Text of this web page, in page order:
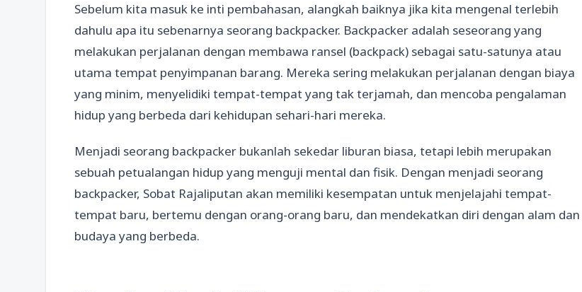
Sebelum kita masuk ke inti pembahasan, alangkah baiknya jika kita mengenal terlebih
dahulu apa itu sebenarnya seorang backpacker. Backpacker adalah seseorang yang
melakukan perjalanan dengan membawa ransel (backpack) sebagai satu-satunya atau
utama tempat penyimpanan barang. Mereka sering melakukan perjalanan dengan biaya
yang minim, menyelidiki tempat-tempat yang tak terjamah, dan mencoba pengalaman
hidup yang berbeda dari kehidupan sehari-hari mereka.
Menjadi seorang backpacker bukanlah sekedar liburan biasa, tetapi lebih merupakan
sebuah petualangan hidup yang menguji mental dan fisik. Dengan menjadi seorang
backpacker, Sobat Rajaliputan akan memiliki kesempatan untuk menjelajahi tempat-
tempat baru, bertemu dengan orang-orang baru, dan mendekatkan diri dengan alam dan
budaya yang berbeda.